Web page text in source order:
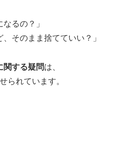
るの？」
そのまま捨てていい？」
関する疑問は、
られています。